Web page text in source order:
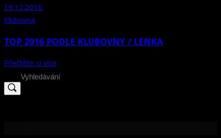
19.12.2016
Klubovna
TOP 2016 PODLE KLUBOVNY / LENKA
Přečtěte si více
Search
for: